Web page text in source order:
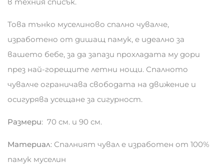
в техния списък.
Това тънко муселиново спално чувалче,
изработено от дишащ памук, е идеално за
вашето бебе, за да запази прохладата му дори
през най-горещите летни нощи. Спалното
чувалче ограничава свободата на движение и
осигурява усещане за сигурност.
Размери: 70 см. и 90 см.
Материал: Спалният чувал е изработен от 100%
памук муселин